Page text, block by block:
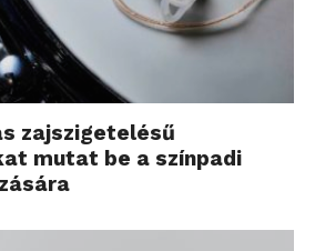
zajszigetelésű
mutat be a színpadi